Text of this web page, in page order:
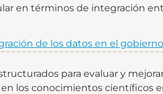
en términos de integración
de los datos en el
para evaluar y
los conocimientos científicos